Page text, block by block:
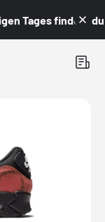
Tages findest du